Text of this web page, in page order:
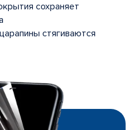
сохраняет
стягиваются